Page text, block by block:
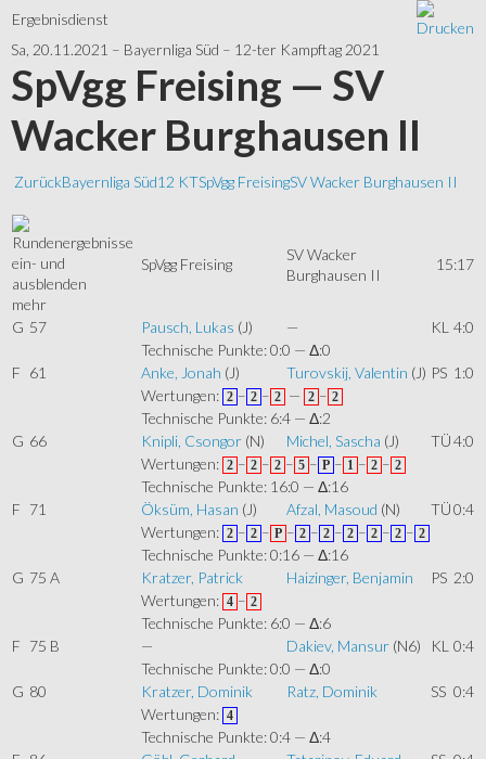
Ergebnisdienst
Sa, 20.11.2021 – Bayernliga Süd – 12-ter Kampftag 2021
SpVgg Freising — SV
Wacker Burghausen II
ZurückBayernliga Süd12 KTSpVgg FreisingSV Wacker Burghausen II
mehr
SpVgg Freising
SV Wacker
Burghausen II
15:17
G 57 Pausch, Lukas (J) — KL 4:0
Technische Punkte: 0:0 — Δ:0
F 61 Anke, Jonah (J) Turovskij, Valentin (J) PS 1:0
Wertungen: 2 – 2 – 2 — 2 – 2
Technische Punkte: 6:4 — Δ:2
G 66 Knipli, Csongor (N) Michel, Sascha (J) TÜ4:0
Wertungen: 2 – 2 – 2 – 5 – P – 1 – 2 – 2
Technische Punkte: 16:0 — Δ:16
F 71 Öksüm, Hasan (J) Afzal, Masoud (N) TÜ0:4
Wertungen: 2 – 2 – P – 2 – 2 – 2 – 2 – 2 – 2
Technische Punkte: 0:16 — Δ:16
G 75 A Kratzer, Patrick Haizinger, Benjamin PS 2:0
Wertungen: 4 – 2
Technische Punkte: 6:0 — Δ:6
F 75 B — Dakiev, Mansur (N6) KL 0:4
Technische Punkte: 0:0 — Δ:0
G 80 Kratzer, Dominik Ratz, Dominik SS 0:4
Wertungen: 4
Technische Punkte: 0:4 — Δ:4